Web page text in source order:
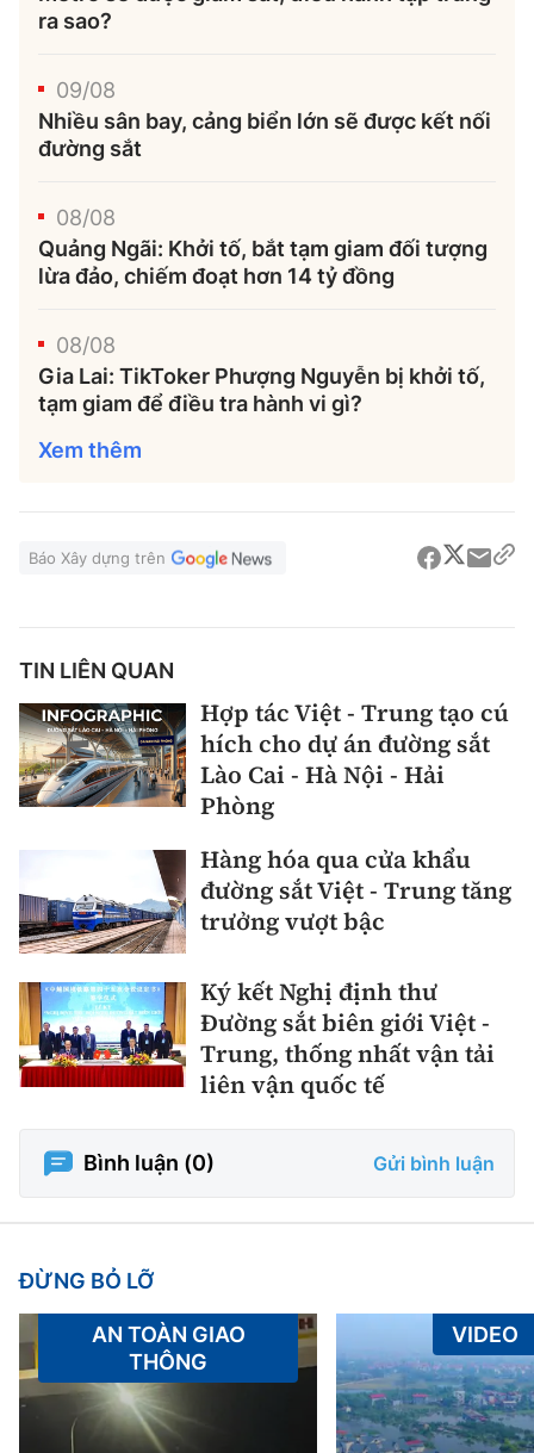
ra sao?
09/08
Nhiều sân bay, cảng biển lớn sẽ được kết nối
đường sắt
08/08
Quảng Ngãi: Khởi tố, bắt tạm giam đối tượng
lừa đảo, chiếm đoạt hơn 14 tỷ đồng
08/08
Gia Lai: TikToker Phượng Nguyễn bị khởi tố,
tạm giam để điều tra hành vi gì?
Xem thêm
Báo Xây dựng trên
TIN LIÊN QUAN
Hợp tác Việt - Trung tạo cú
hích cho dự án đường sắt
Lào Cai - Hà Nội - Hải
Phòng
Hàng hóa qua cửa khẩu
đường sắt Việt - Trung tăng
trưởng vượt bậc
Ký kết Nghị định thư
Đường sắt biên giới Việt -
Trung, thống nhất vận tải
liên vận quốc tế
Bình luận (0) Gửi bình luận
ĐỪNG BỎ LỠ
AN TOÀN GIAO
THÔNG
VIDEO